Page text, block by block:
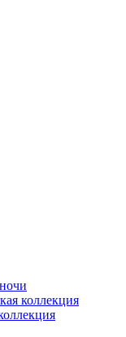
коллекция